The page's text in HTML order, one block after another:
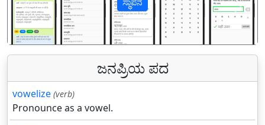
ಸ್ಥಾಪನೆ
पिछला
ಜನಪ್ರಿಯ ಪದ
vowelize (verb)
Pronounce as a vowel.